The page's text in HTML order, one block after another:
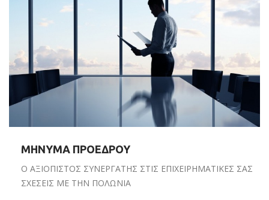
ΜΗΝΥΜΑ ΠΡΟΕΔΡΟΥ
Ο ΑΞΙΟΠΙΣΤΟΣ ΣΥΝΕΡΓΑΤΗΣ ΣΤΙΣ ΕΠΙΧΕΙΡΗΜΑΤΙΚΕΣ ΣΑΣ
ΣΧΕΣΕΙΣ ΜΕ ΤΗΝ ΠΟΛΩΝΙΑ